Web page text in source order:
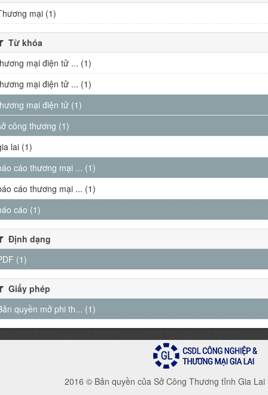
mại (1)
Từ khóa
mại điện tử ... (1)
mại điện tử ... (1)
mại điện tử (1)
công thương (1)
lai (1)
cáo thương mại ... (1)
cáo thương mại ... (1)
cáo (1)
Định dạng
(1)
Giấy phép
quyền mở phi th... (1)
2016 © Bản quyền của Sở Công Thương tỉnh Gia Lai